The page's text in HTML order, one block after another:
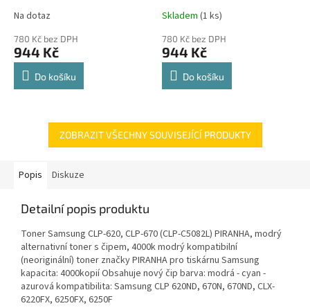
Na dotaz
780 Kč bez DPH
944 Kč
Do košíku
Skladem (1 ks)
780 Kč bez DPH
944 Kč
Do košíku
ZOBRAZIT VŠECHNY SOUVISEJÍCÍ PRODUKTY
Popis Diskuze
Detailní popis produktu
Toner Samsung CLP-620, CLP-670 (CLP-C5082L) PIRANHA, modrý
alternativní toner s čipem, 4000k modrý kompatibilní
(neoriginální) toner značky PIRANHA pro tiskárnu Samsung
kapacita: 4000kopií Obsahuje nový čip barva: modrá - cyan -
azurová kompatibilita: Samsung CLP 620ND, 670N, 670ND, CLX-
6220FX, 6250FX, 6250F